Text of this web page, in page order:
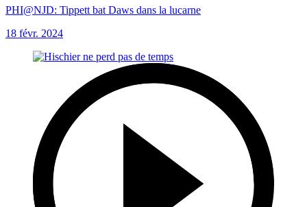
PHI@NJD: Tippett bat Daws dans la lucarne
18 févr. 2024